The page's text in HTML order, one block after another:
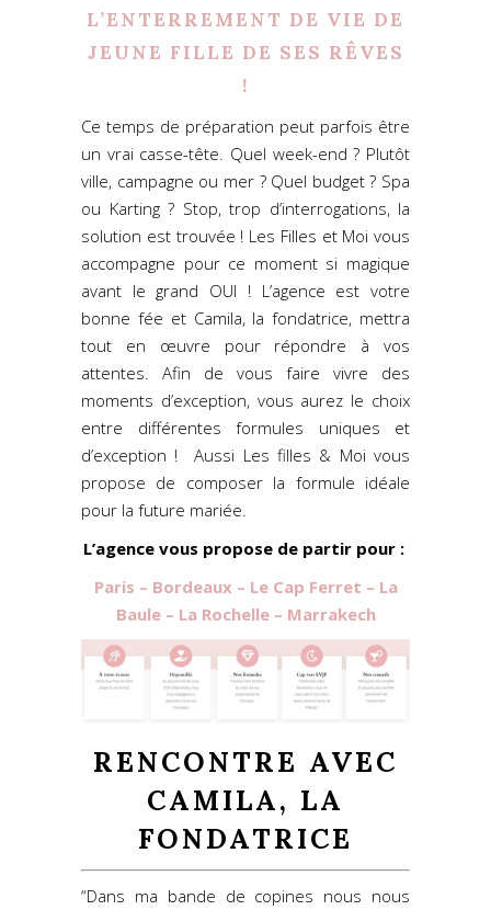
L’ENTERREMENT DE VIE DE
JEUNE FILLE DE SES RÊVES
!
Ce temps de préparation peut parfois être
un vrai casse-tête. Quel week-end ? Plutôt
ville, campagne ou mer ? Quel budget ? Spa
ou Karting ? Stop, trop d’interrogations, la
solution est trouvée ! Les Filles et Moi vous
accompagne pour ce moment si magique
avant le grand OUI ! L’agence est votre
bonne fée et Camila, la fondatrice, mettra
tout en œuvre pour répondre à vos
attentes. Afin de vous faire vivre des
moments d’exception, vous aurez le choix
entre différentes formules uniques et
d’exception ! Aussi Les filles & Moi vous
propose de composer la formule idéale
pour la future mariée.
L’agence vous propose de partir pour :
Paris – Bordeaux – Le Cap Ferret – La
Baule – La Rochelle – Marrakech
RENCONTRE AVEC
CAMILA, LA
FONDATRICE
“Dans ma bande de copines nous nous